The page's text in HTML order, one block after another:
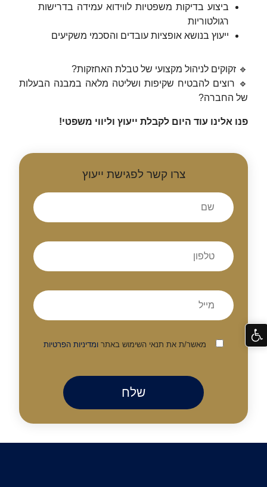
ביצוע בדיקות משפטיות לווידוא עמידה בדרישות
רגולטוריות
ייעוץ בנושא אופציות עובדים והסכמי משקיעים
🔹 זקוקים לניהול מקצועי של טבלת האחזקות?
🔹 רוצים להבטיח שקיפות ושליטה מלאה במבנה הבעלות
של החברה?
פנו אלינו עוד היום לקבלת ייעוץ וליווי משפטי!
צרו קשר לפגישת ייעוץ
מאשר/ת את תנאי השימוש באתר ומדיניות הפרטיות